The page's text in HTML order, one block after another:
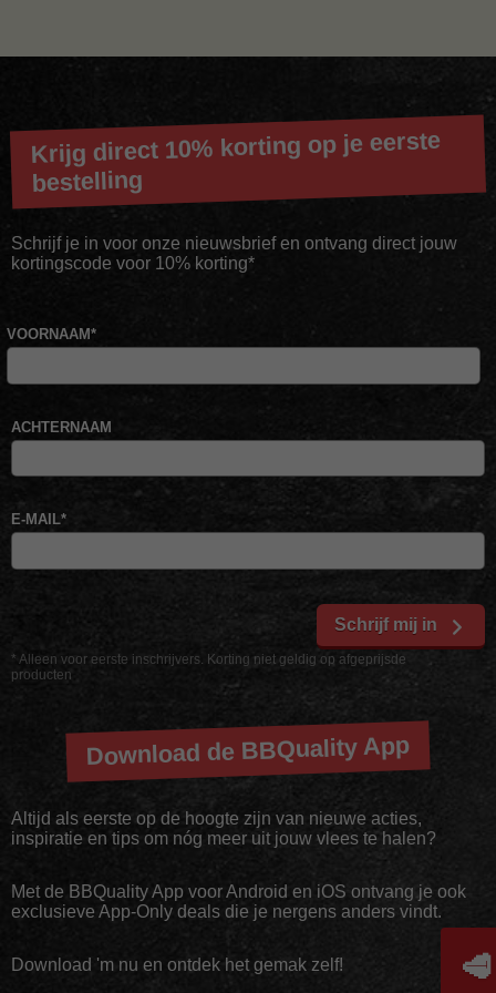
Krijg direct 10% korting op je eerste
bestelling
Schrijf je in voor onze nieuwsbrief en ontvang direct jouw
kortingscode voor 10% korting*
* Alleen voor eerste inschrijvers. Korting niet geldig op afgeprijsde
producten
VOORNAAM*
ACHTERNAAM
E-MAIL*
Schrijf mij in
Download de BBQuality App
Altijd als eerste op de hoogte zijn van nieuwe acties,
inspiratie en tips om nóg meer uit jouw vlees te halen?
Met de BBQuality App voor Android en iOS ontvang je ook
exclusieve App-Only deals die je nergens anders vindt.
Download 'm nu en ontdek het gemak zelf! 🥩